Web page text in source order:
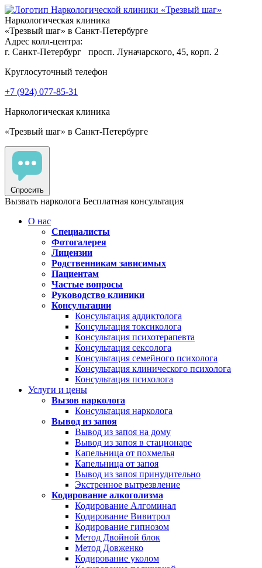
Наркологическая клиника
«Трезвый шаг» в Санкт-Петербурге
Адрес колл-центра:
г. Санкт-Петербург
просп. Луначарского, 45, корп. 2
Круглосуточный телефон
+7 (924) 077-85-31
Наркологическая клиника
«Трезвый шаг» в Санкт-Петербурге
Спросить
Вызвать нарколога Бесплатная консультация
О нас
Специалисты
Фотогалерея
Лицензии
Родственникам зависимых
Пациентам
Частые вопросы
Руководство клиники
Консультации
Консультация аддиктолога
Консультация токсиколога
Консультация психотерапевта
Консультация сексолога
Консультация семейного психолога
Консультация клинического психолога
Консультация психолога
Услуги и цены
Вызов нарколога
Консультация нарколога
Вывод из запоя
Вывод из запоя на дому
Вывод из запоя в стационаре
Капельница от похмелья
Капельница от запоя
Вывод из запоя принудительно
Экстренное вытрезвление
Кодирование алкоголизма
Кодирование Алгоминал
Кодирование Вивитрол
Кодирование гипнозом
Метод Двойной блок
Метод Довженко
Кодирование уколом